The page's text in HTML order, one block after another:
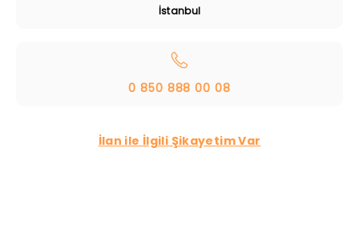
İstanbul
0 850 888 00 08
İlan ile İlgili Şikayetim Var